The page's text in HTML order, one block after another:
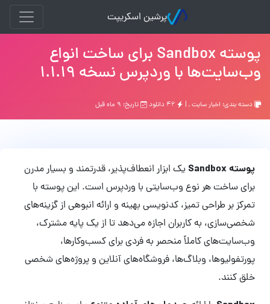
پرشین اسکریپت
پوسته Sandbox برای ساخت انواع
وب‌سایت‌ها با وردپرس نسخه 1.1.19
دسته بندی: اخبار سایت, | تاریخ: ۹ ماه قبل
پوسته Sandbox
یک ابزار انعطاف‌پذیر، قدرتمند و بسیار مدرن
برای ساخت هر نوع وب‌سایتی با وردپرس است. این پوسته با
تمرکز بر طراحی تمیز، کدنویسی بهینه و ارائه انبوهی از گزینه‌های
شخصی‌سازی، به کاربران اجازه می‌دهد تا از یک پایه مشترک،
وب‌سایت‌های کاملاً منحصر به فردی برای کسب‌وکارها،
پورتفولیوها، وبلاگ‌ها، فروشگاه‌های آنلاین و پروژه‌های شخصی
خلق کنند.